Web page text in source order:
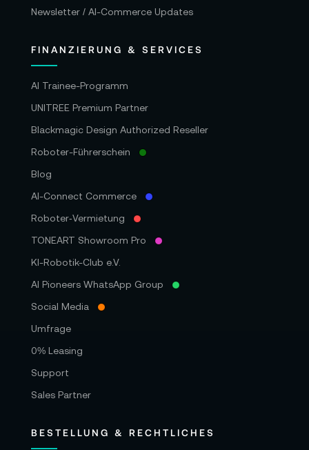
Newsletter / AI-Commerce Updates
FINANZIERUNG & SERVICES
AI Trainee-Programm
UNITREE Premium Partner
Blackmagic Design Authorized Reseller
Roboter-Führerschein
Blog
AI-Connect Commerce
Roboter‑Vermietung
TONEART Showroom Pro
KI-Robotik-Club e.V.
AI Pioneers WhatsApp Group
Social Media
Umfrage
0% Leasing
Support
Sales Partner
BESTELLUNG & RECHTLICHES